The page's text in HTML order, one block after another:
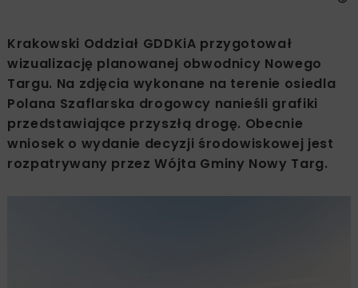
Krakowski Oddział GDDKiA przygotował
wizualizację planowanej obwodnicy Nowego
Targu. Na zdjęcia wykonane na terenie osiedla
Polana Szaflarska drogowcy nanieśli grafiki
przedstawiające przyszłą drogę. Obecnie
wniosek o wydanie decyzji środowiskowej jest
rozpatrywany przez Wójta Gminy Nowy Targ.